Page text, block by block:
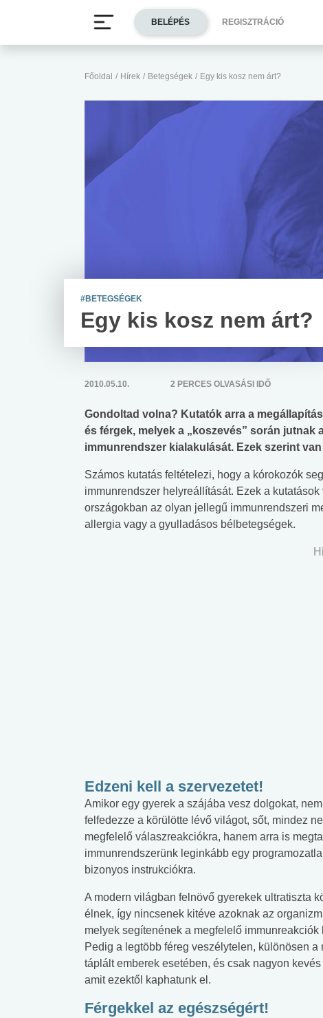
Főoldal / Hírek / Betegségek / Egy kis kosz nem árt?
#BETEGSÉGEK
Egy kis kosz nem árt?
2010.05.10. 2 PERCES OLVASÁSI IDŐ
Gondoltad volna? Kutatók arra a
és férgek, melyek a „koszevés” során jutnak
immunrendszer kialakulását. Ezek szerint
Számos kutatás feltételezi, hogy a kórokozók
immunrendszer helyreállítását. Ezek a
országokban az olyan jellegű immunrendszeri
allergia vagy a gyulladásos bélbetegségek.
Edzeni kell a szervezetet!
Amikor egy gyerek a szájába vesz dolgokat,
felfedezze a körülötte lévő világot, sőt, mindez
megfelelő válaszreakciókra, hanem arra is
immunrendszerünk leginkább egy
bizonyos instrukciókra.
A modern világban felnövő gyerekek ultratiszta
élnek, így nincsenek kitéve azoknak az
melyek segítenének a megfelelő immunreakciók
Pedig a legtöbb féreg veszélytelen, különösen a
táplált emberek esetében, és csak nagyon
amit ezektől kaphatunk el.
Férgekkel az egészségért!
BELÉPÉS REGISZTRÁCIÓ